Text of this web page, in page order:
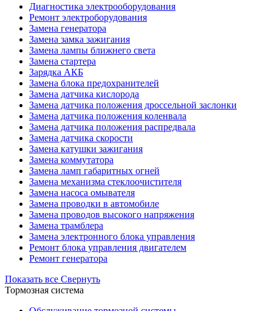
Диагностика электрооборудования
Ремонт электроборудования
Замена генератора
Замена замка зажигания
Замена лампы ближнего света
Замена стартера
Зарядка АКБ
Замена блока предохранителей
Замена датчика кислорода
Замена датчика положения дроссельной заслонки
Замена датчика положения коленвала
Замена датчика положения распредвала
Замена датчика скорости
Замена катушки зажигания
Замена коммутатора
Замена ламп габаритных огней
Замена механизма стеклоочистителя
Замена насоса омывателя
Замена проводки в автомобиле
Замена проводов высокого напряжения
Замена трамблера
Замена электронного блока управления
Ремонт блока управления двигателем
Ремонт генератора
Показать все Свернуть
Тормозная система